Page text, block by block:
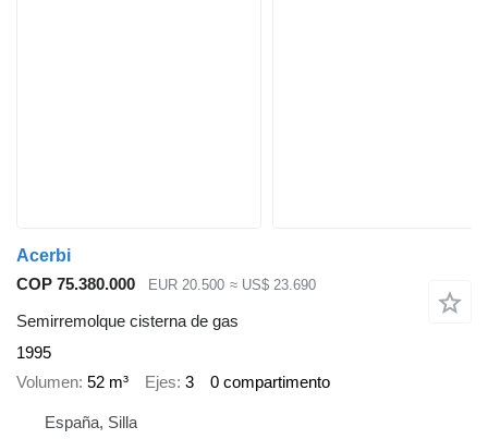
Acerbi
COP 75.380.000
EUR 20.500 ≈ US$ 23.690
Semirremolque cisterna de gas
1995
Volumen 52 m³ Ejes 3 0 compartimento
España, Silla